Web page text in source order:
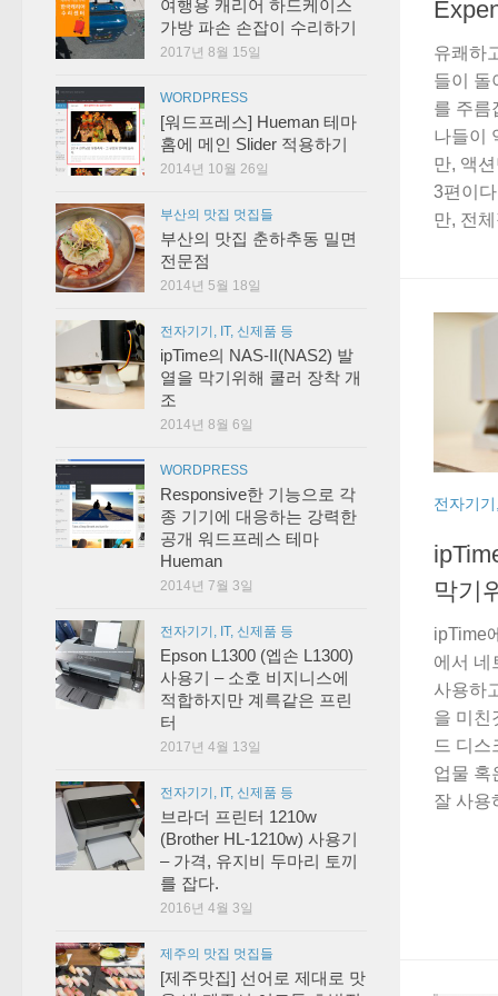
유쾌하
들이 돌
를 주름
나들이
만, 액
3편이
만, 전
전자기
막기
ipTime
에서 네
사용하
을 미친
드 디
업물 혹
잘 사용
여행용 캐리어 하드케이스
가방 파손 손잡이 수리하기
2017년 8월 15일
WORDPRESS
[워드프레스] Hueman 테마
홈에 메인 Slider 적용하기
2014년 10월 26일
부산의 맛집 멋집들
부산의 맛집 춘하추동 밀면
전문점
2014년 5월 18일
전자기기, IT, 신제품 등
ipTime의 NAS-II(NAS2) 발
열을 막기위해 쿨러 장착 개
조
2014년 8월 6일
WORDPRESS
Responsive한 기능으로 각
종 기기에 대응하는 강력한
공개 워드프레스 테마
Hueman
2014년 7월 3일
전자기기, IT, 신제품 등
Epson L1300 (엡손 L1300)
사용기 – 소호 비지니스에
적합하지만 계륵같은 프린
터
2017년 4월 13일
전자기기, IT, 신제품 등
브라더 프린터 1210w
(Brother HL-1210w) 사용기
– 가격, 유지비 두마리 토끼
를 잡다.
2016년 4월 3일
제주의 맛집 멋집들
[제주맛집] 선어로 제대로 맛